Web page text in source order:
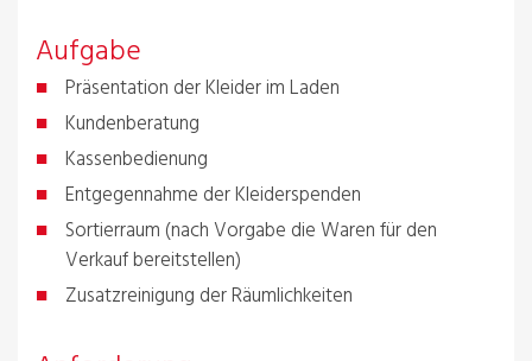
Aufgabe
Präsentation der Kleider im Laden
Kundenberatung
Kassenbedienung
Entgegennahme der Kleiderspenden
Sortierraum (nach Vorgabe die Waren für den
Verkauf bereitstellen)
Zusatzreinigung der Räumlichkeiten